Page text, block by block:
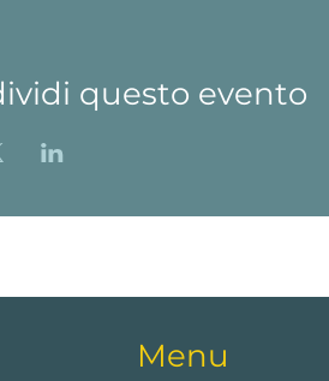
questo evento
Menu